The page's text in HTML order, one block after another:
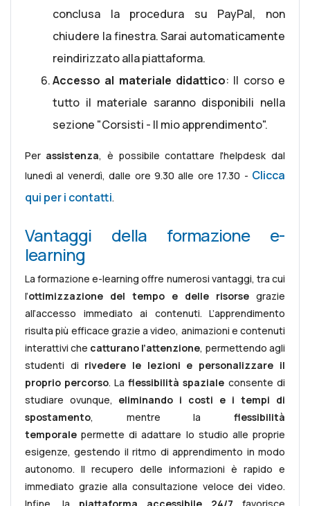
conclusa la procedura su PayPal, non
chiudere la finestra. Sarai automaticamente
reindirizzato alla piattaforma.
Accesso al materiale didattico: Il corso e
tutto il materiale saranno disponibili nella
sezione "Corsisti - Il mio apprendimento".
Per assistenza, è possibile contattare l'helpdesk dal
lunedì al venerdì, dalle ore 9.30 alle ore 17.30 - Clicca
qui per i contatti.
Vantaggi della formazione e-
learning
La formazione e-learning offre numerosi vantaggi, tra cui
l’ottimizzazione del tempo e delle risorse grazie
all’accesso immediato ai contenuti. L’apprendimento
risulta più efficace grazie a video, animazioni e contenuti
interattivi che catturano l’attenzione, permettendo agli
studenti di rivedere le lezioni e personalizzare il
proprio percorso. La flessibilità spaziale consente di
studiare ovunque, eliminando i costi e i tempi di
spostamento, mentre la flessibilità
temporale permette di adattare lo studio alle proprie
esigenze, gestendo il ritmo di apprendimento in modo
autonomo. Il recupero delle informazioni è rapido e
immediato grazie alla consultazione veloce dei video.